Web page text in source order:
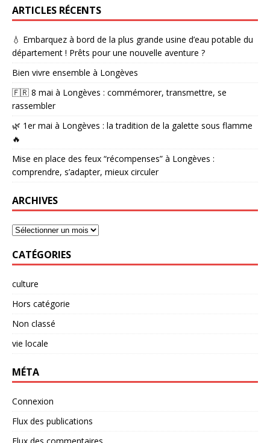
ARTICLES RÉCENTS
💧 Embarquez à bord de la plus grande usine d’eau potable du
département ! Prêts pour une nouvelle aventure ?
Bien vivre ensemble à Longèves
🇫🇷 8 mai à Longèves : commémorer, transmettre, se
rassembler
🌿 1er mai à Longèves : la tradition de la galette sous flamme
🔥
Mise en place des feux “récompenses” à Longèves :
comprendre, s’adapter, mieux circuler
ARCHIVES
CATÉGORIES
culture
Hors catégorie
Non classé
vie locale
MÉTA
Connexion
Flux des publications